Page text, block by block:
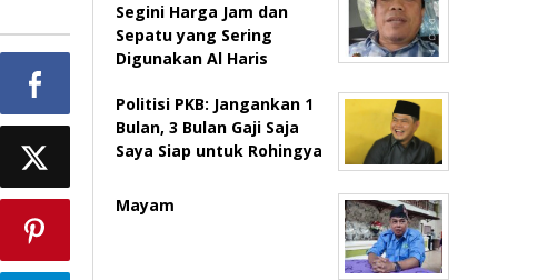
Segini Harga Jam dan
Sepatu yang Sering
Digunakan Al Haris
Politisi PKB: Jangankan 1
Bulan, 3 Bulan Gaji Saja
Saya Siap untuk Rohingya
Mayam